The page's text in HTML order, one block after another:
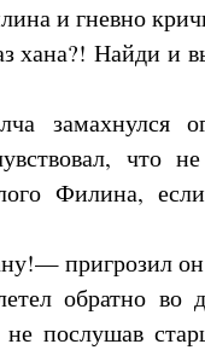
и гневно
хана?! Найди и
замахнулся
что
Филина,
пригрозил
обратно во
послушав